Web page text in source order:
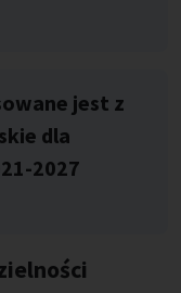
jest z
dla
2027